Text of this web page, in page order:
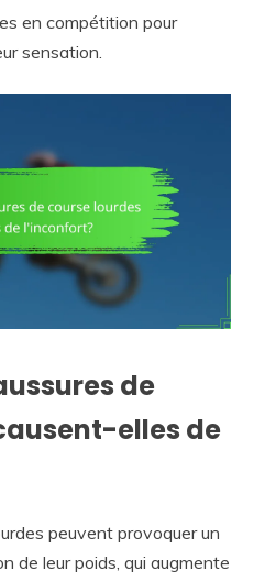
en compétition pour
sensation.
de
elles de
peuvent provoquer un
de leur poids, qui augmente